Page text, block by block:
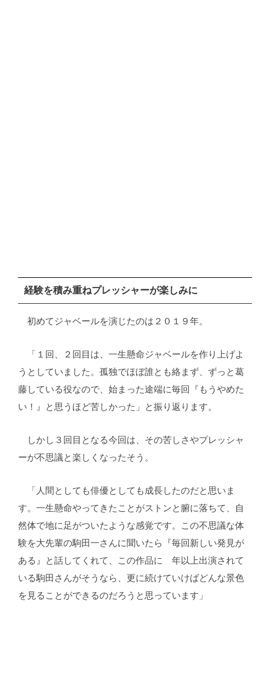
経験を積み重ねプレッシャーが楽しみに
初めてジャベールを演じたのは２０１９年。
「１回、２回目は、一生懸命ジャベールを作り上げよ
うとしていました。孤独でほぼ誰とも絡まず、ずっと葛
藤している役なので、始まった途端に毎回『もうやめた
い！』と思うほど苦しかった」と振り返ります。
しかし３回目となる今回は、その苦しさやプレッシャ
ーが不思議と楽しくなったそう。
「人間としても俳優としても成長したのだと思いま
す。一生懸命やってきたことがストンと腑に落ちて、自
然体で地に足がついたような感覚です。この不思議な体
験を大先輩の駒田一さんに聞いたら『毎回新しい発見が
ある』と話してくれて、この作品に 年以上出演されて
いる駒田さんがそうなら、更に続けていけばどんな景色
を見ることができるのだろうと思っています」